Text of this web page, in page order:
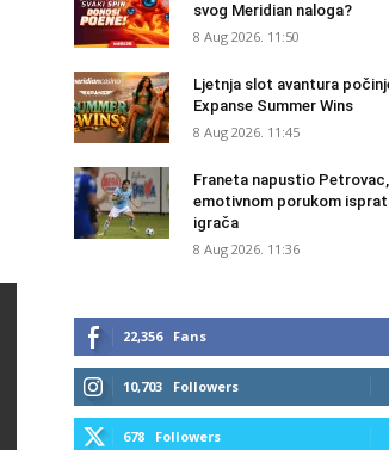
svog Meridian naloga?
8 Aug 2026. 11:50
Ljetnja slot avantura
Expanse Summer Wins
8 Aug 2026. 11:45
Franeta napustio
emotivnom porukom
igrača
8 Aug 2026. 11:36
22,356 Fans
10,703 Followers
678 Followers